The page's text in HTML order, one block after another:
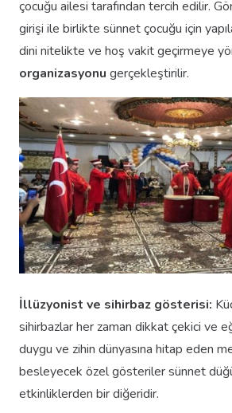
çocuğu ailesi tarafından tercih edilir.
girişi ile birlikte sünnet çocuğu için
dini nitelikte ve hoş vakit geçirmeye
organizasyonu gerçekleştirilir.
İllüzyonist ve sihirbaz gösterisi:
sihirbazlar her zaman dikkat çekici ve
duygu ve zihin dünyasına hitap eden
besleyecek özel gösteriler sünnet
etkinliklerden bir diğeridir.